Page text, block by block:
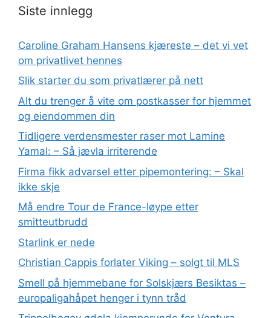
Siste innlegg
Caroline Graham Hansens kjæreste – det vi vet
om privatlivet hennes
Slik starter du som privatlærer på nett
Alt du trenger å vite om postkasser for hjemmet
og eiendommen din
Tidligere verdensmester raser mot Lamine
Yamal: – Så jævla irriterende
Firma fikk advarsel etter pipemontering: – Skal
ikke skje
Må endre Tour de France-løype etter
smitteutbrudd
Starlink er nede
Christian Cappis forlater Viking – solgt til MLS
Smell på hjemmebane for Solskjærs Besiktas –
europaligahåpet henger i tynn tråd